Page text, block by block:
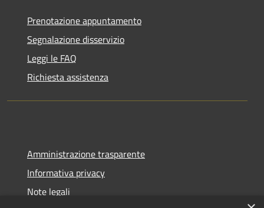
Prenotazione appuntamento
Segnalazione disservizio
Leggi le FAQ
Richiesta assistenza
Amministrazione trasparente
Informativa privacy
Note legali